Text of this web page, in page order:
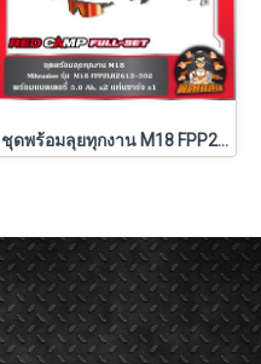
ชุดพร้อมลุยทุกงาน M18 FPP2LR2613-502 Milwaukee (M18-FPD3+M18-FSAGV100XB-0X0)